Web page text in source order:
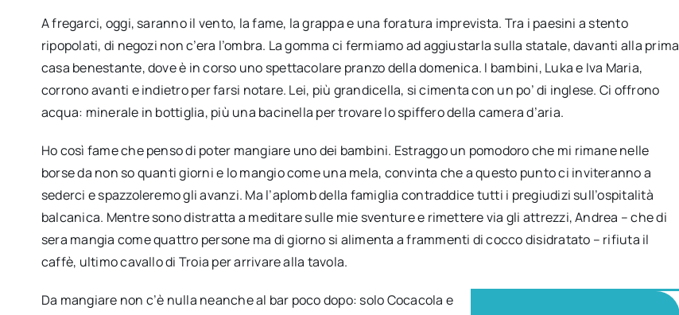
A fregarci, oggi, saranno il vento, la fame, la grappa e una foratura imprevista. Tra i paesini a stento
ripopolati, di negozi non c’era l’ombra. La gomma ci fermiamo ad aggiustarla sulla statale, davanti alla prima
casa benestante, dove è in corso uno spettacolare pranzo della domenica. I bambini, Luka e Iva Maria,
corrono avanti e indietro per farsi notare. Lei, più grandicella, si cimenta con un po’ di inglese. Ci offrono
acqua: minerale in bottiglia, più una bacinella per trovare lo spiffero della camera d’aria.
Ho così fame che penso di poter mangiare uno dei bambini. Estraggo un pomodoro che mi rimane nelle
borse da non so quanti giorni e lo mangio come una mela, convinta che a questo punto ci inviteranno a
sederci e spazzoleremo gli avanzi. Ma l’aplomb della famiglia contraddice tutti i pregiudizi sull’ospitalità
balcanica. Mentre sono distratta a meditare sulle mie sventure e rimettere via gli attrezzi, Andrea – che di
sera mangia come quattro persone ma di giorno si alimenta a frammenti di cocco disidratato – rifiuta il
caffè, ultimo cavallo di Troia per arrivare alla tavola.
Da mangiare non c’è nulla neanche al bar poco dopo: solo Cocacola e